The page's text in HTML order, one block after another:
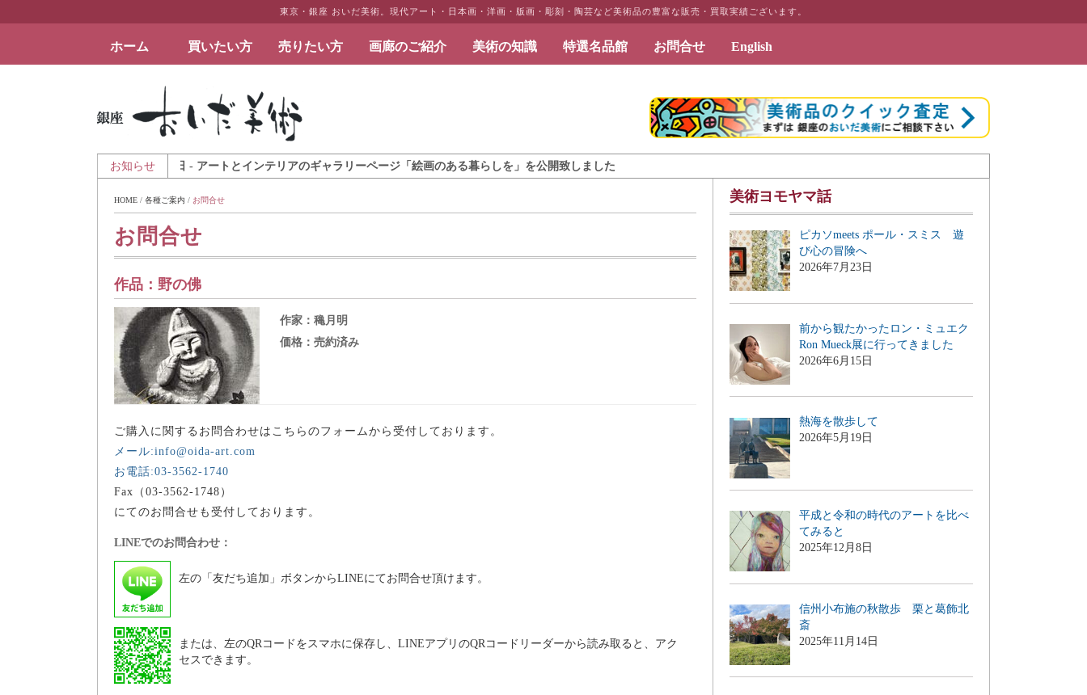
東京・銀座 おいだ美術。現代アート・日本画・洋画・版画・彫刻・陶芸など美術品の豊富な販売・買取実績ございます。
ホーム 買いたい方 売りたい方 画廊のご紹介 美術の知識 特選名品館 お問合せ English
絵画など美術品の販売と買取 | 東京・銀座 おいだ美術
お知らせ
2025年8月7日 - アートとインテリアのギャラリーページ「絵画のある暮らしを」を公開致しました
HOME / 各種ご案内 / お問合せ
お問合せ
作品： 野の佛
作家： 穐月明
価格： 売約済み
ご購入に関するお問合わせはこちらのフォームから受付しております。
メール:info@oida-art.com
お電話:03-3562-1740
Fax（03-3562-1748）
にてのお問合せも受付しております。
LINEでのお問合わせ：
左の「友だち追加」ボタンからLINEにてお問合せ頂けます。
または、左のQRコードをスマホに保存し、LINEアプリのQRコードリーダーから読み取ると、アク
セスできます。
美術ヨモヤマ話
ピカソmeets ポール・スミス 遊
び心の冒険へ
2026年7月23日
前から観たかったロン・ミュエク
Ron Mueck展に行ってきました
2026年6月15日
熱海を散歩して
2026年5月19日
平成と令和の時代のアートを比べ
てみると
2025年12月8日
信州小布施の秋散歩 栗と葛飾北
斎
2025年11月14日